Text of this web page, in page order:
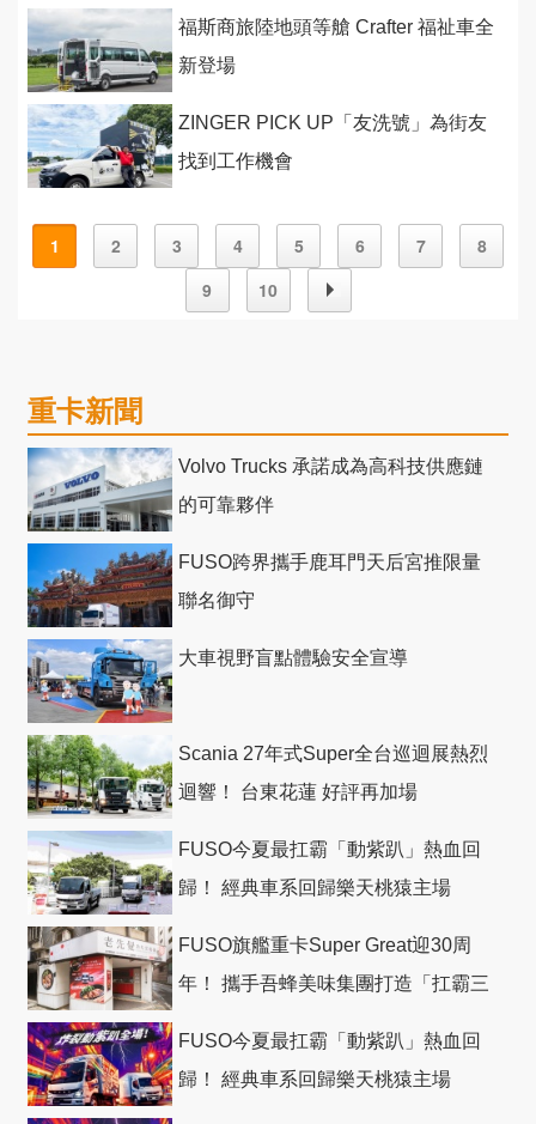
福斯商旅陸地頭等艙 Crafter 福祉車全
新登場
ZINGER PICK UP「友洗號」為街友
找到工作機會
1 2 3 4 5 6 7
8
9
10
重卡新聞
Volvo Trucks 承諾成為高科技供應鏈
的可靠夥伴
FUSO跨界攜手鹿耳門天后宮推限量
聯名御守
大車視野盲點體驗安全宣導
Scania 27年式Super全台巡迴展熱烈
迴響！ 台東花蓮 好評再加場
FUSO今夏最扛霸「動紫趴」熱血回
歸！ 經典車系回歸樂天桃猿主場
FUSO旗艦重卡Super Great迎30周
年！ 攜手吾蜂美味集團打造「扛霸三
FUSO今夏最扛霸「動紫趴」熱血回
歸！ 經典車系回歸樂天桃猿主場